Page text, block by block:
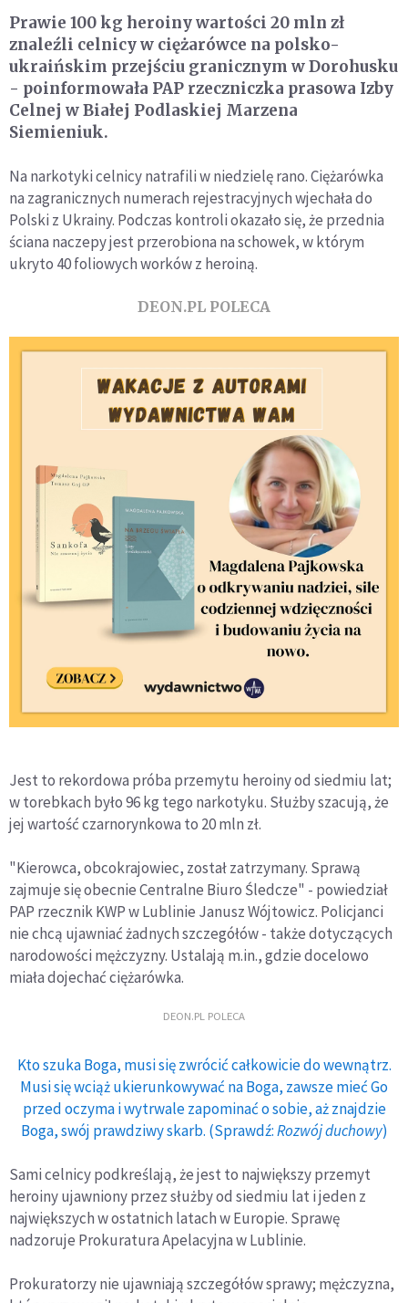
Prawie 100 kg heroiny wartości 20 mln zł
znaleźli celnicy w ciężarówce na polsko-
ukraińskim przejściu granicznym w Dorohusku
- poinformowała PAP rzeczniczka prasowa Izby
Celnej w Białej Podlaskiej Marzena
Siemieniuk.
Na narkotyki celnicy natrafili w niedzielę rano. Ciężarówka
na zagranicznych numerach rejestracyjnych wjechała do
Polski z Ukrainy. Podczas kontroli okazało się, że przednia
ściana naczepy jest przerobiona na schowek, w którym
ukryto 40 foliowych worków z heroiną.
DEON.PL POLECA
Jest to rekordowa próba przemytu heroiny od siedmiu lat;
w torebkach było 96 kg tego narkotyku. Służby szacują, że
jej wartość czarnorynkowa to 20 mln zł.
"Kierowca, obcokrajowiec, został zatrzymany. Sprawą
zajmuje się obecnie Centralne Biuro Śledcze" - powiedział
PAP rzecznik KWP w Lublinie Janusz Wójtowicz. Policjanci
nie chcą ujawniać żadnych szczegółów - także dotyczących
narodowości mężczyzny. Ustalają m.in., gdzie docelowo
miała dojechać ciężarówka.
DEON.PL POLECA
Kto szuka Boga, musi się zwrócić całkowicie do wewnątrz.
Musi się wciąż ukierunkowywać na Boga, zawsze mieć Go
przed oczyma i wytrwale zapominać o sobie, aż znajdzie
Boga, swój prawdziwy skarb. (Sprawdź:Rozwój duchowy)
Sami celnicy podkreślają, że jest to największy przemyt
heroiny ujawniony przez służby od siedmiu lat i jeden z
największych w ostatnich latach w Europie. Sprawę
nadzoruje Prokuratura Apelacyjna w Lublinie.
Prokuratorzy nie ujawniają szczegółów sprawy; mężczyzna,